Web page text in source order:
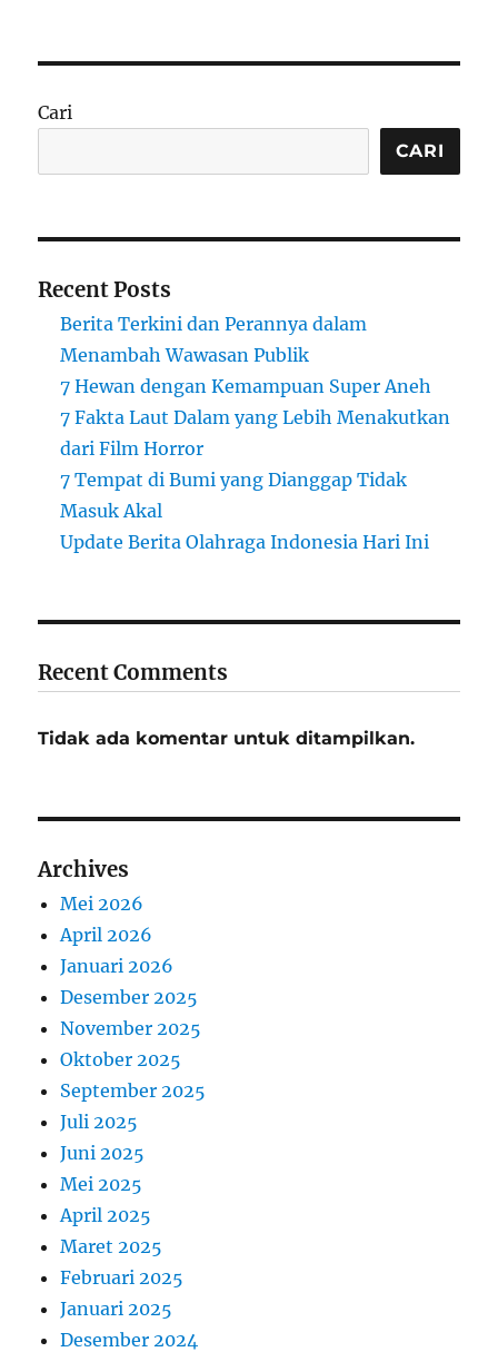
Cari
CARI
Recent Posts
Berita Terkini dan Perannya dalam
Menambah Wawasan Publik
7 Hewan dengan Kemampuan Super Aneh
7 Fakta Laut Dalam yang Lebih Menakutkan
dari Film Horror
7 Tempat di Bumi yang Dianggap Tidak
Masuk Akal
Update Berita Olahraga Indonesia Hari Ini
Recent Comments
Tidak ada komentar untuk ditampilkan.
Archives
Mei 2026
April 2026
Januari 2026
Desember 2025
November 2025
Oktober 2025
September 2025
Juli 2025
Juni 2025
Mei 2025
April 2025
Maret 2025
Februari 2025
Januari 2025
Desember 2024